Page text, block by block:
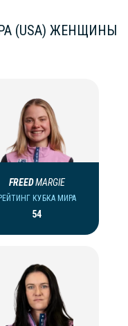
(USA) ЖЕНЩИНЫ
FREEDMARGIE
РЕЙТИНГ КУБКА МИРА
54